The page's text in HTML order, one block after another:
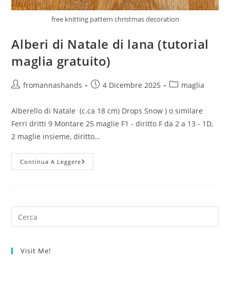
free knitting pattern christmas decoration
Alberi di Natale di lana (tutorial
maglia gratuito)
Autorefromannashands
Articolo4 Dicembre 2025
Categoria
maglia
Alberello di Natale (c.ca 18 cm) Drops Snow ) o similare
Ferri dritti 9 Montare 25 maglie F1 - diritto F da 2 a 13 - 1D,
2 maglie insieme, diritto…
Continua A LeggereAlberi
Di
Maglia
Visit Me!